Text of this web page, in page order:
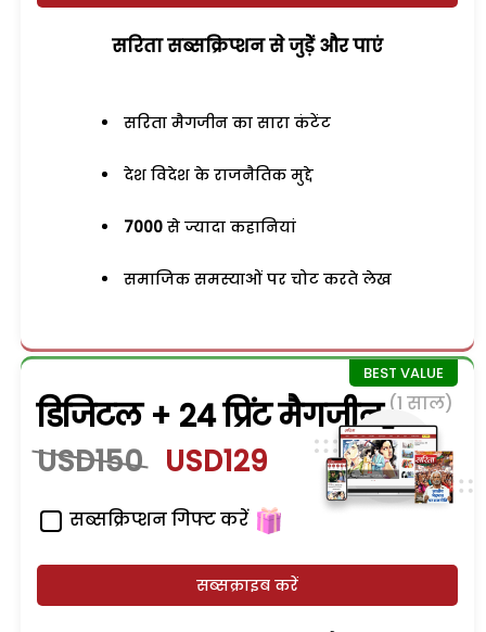
सरिता सब्सक्रिप्शन से जुड़ेें और पाएं
सरिता मैगजीन का सारा कंटेंट
देश विदेश के राजनैतिक मुद्दे
7000 से ज्यादा कहानियां
समाजिक समस्याओं पर चोट करते लेख
डिजिटल + 24 प्रिंट मैगजीन (1 साल)
USD150 USD129
सब्सक्रिप्शन गिफ्ट करें
सब्सक्राइब करें